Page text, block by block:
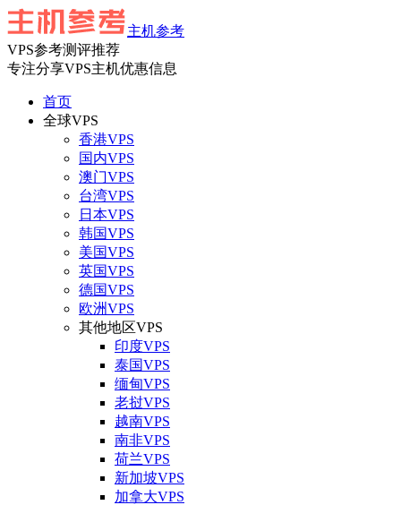
主机参考
VPS参考测评推荐
专注分享VPS主机优惠信息
首页
全球VPS
香港VPS
国内VPS
澳门VPS
台湾VPS
日本VPS
韩国VPS
美国VPS
英国VPS
德国VPS
欧洲VPS
其他地区VPS
印度VPS
泰国VPS
缅甸VPS
老挝VPS
越南VPS
南非VPS
荷兰VPS
新加坡VPS
加拿大VPS